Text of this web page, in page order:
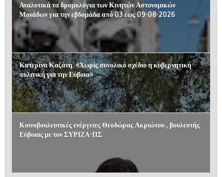
Αναλυτικά τα δρομολόγια των Κινητών Αστυνομικών
Μονάδων για την εβδομάδα από 03 έως 09-08-2026
Κατερίνα Καζάνη: «Χωρίς συνολικό σχέδιο η κυβερνητική
πολιτική για την Εύβοια»
Κοινοβουλευτικές ενέργειες Θεοδώρας Ακριώτου , βουλευτής
Εύβοιας με τον ΣΥΡΙΖΑ-ΠΣ